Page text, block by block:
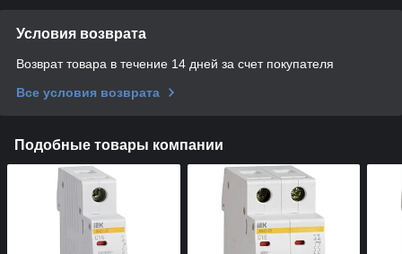
Условия возврата
Возврат товара в течение 14 дней за счет покупателя
Все условия возврата
Подобные товары компании